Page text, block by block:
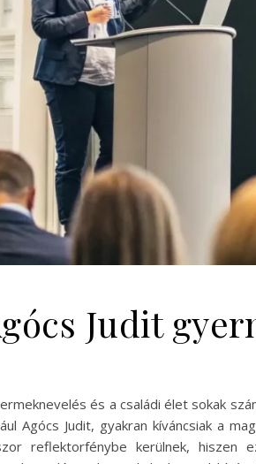
Judit
és a családi élet sokak
Agócs Judit, gyakran kíváncsiak a
reflektorfénybe kerülnek, hiszen